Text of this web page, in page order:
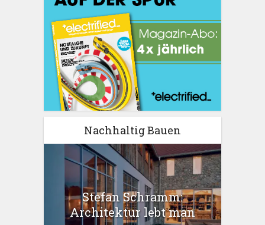
Nachhaltig Bauen
Stefan Schramm:
Architektur lebt man